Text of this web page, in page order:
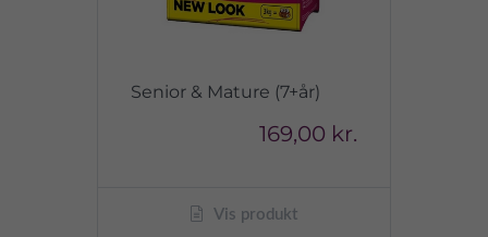
Senior & Mature (7+år)
169,00 kr.
Vis produkt